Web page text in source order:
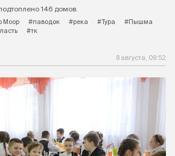
146 домов.
Моор #паводок #река #Тура
#Пышма
#тк
8 августа, 09:52